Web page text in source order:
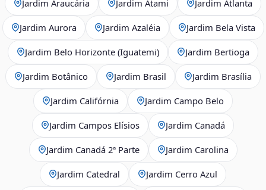
Jardim Araucária Jardim Atami Jardim Atlanta
Jardim Aurora Jardim Azaléia Jardim Bela Vista
Jardim Belo Horizonte (Iguatemi) Jardim Bertioga
Jardim Botânico Jardim Brasil Jardim Brasília
Jardim Califórnia Jardim Campo Belo
Jardim Campos Elísios Jardim Canadá
Jardim Canadá 2ª Parte Jardim Carolina
Jardim Catedral Jardim Cerro Azul